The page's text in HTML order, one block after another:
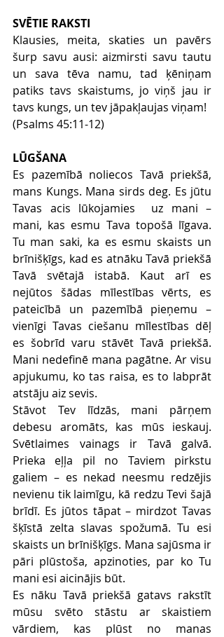
SVĒTIE RAKSTI
Klausies, meita, skaties un pavērs
šurp savu ausi: aizmirsti savu tautu
un sava tēva namu, tad ķēniņam
patiks tavs skaistums, jo viņš jau ir
tavs kungs, un tev jāpakļaujas viņam!
(Psalms 45:11-12)
LŪGŠANA
Es pazemībā noliecos Tavā priekšā,
mans Kungs. Mana sirds deg. Es jūtu
Tavas acis lūkojamies  uz mani –
mani, kas esmu Tava topošā līgava.
Tu man saki, ka es esmu skaists un
brīnišķīgs, kad es atnāku Tavā priekšā
Tavā svētajā istabā. Kaut arī es
nejūtos šādas mīlestības vērts, es
pateicībā un pazemībā pieņemu –
vienīgi Tavas ciešanu mīlestības dēļ
es šobrīd varu stāvēt Tavā priekšā.
Mani nedefinē mana pagātne. Ar visu
apjukumu, ko tas raisa, es to labprāt
atstāju aiz sevis.
Stāvot Tev līdzās, mani pārņem
debesu aromāts, kas mūs ieskauj.
Svētlaimes vainags ir Tavā galvā.
Prieka eļļa pil no Taviem pirkstu
galiem – es nekad neesmu redzējis
nevienu tik laimīgu, kā redzu Tevi šajā
brīdī. Es jūtos tāpat – mirdzot Tavas
šķīstā zelta slavas spožumā. Tu esi
skaists un brīnišķīgs. Mana sajūsma ir
pāri plūstoša, apzinoties, par ko Tu
mani esi aicinājis būt.
Es nāku Tavā priekšā gatavs rakstīt
mūsu svēto stāstu ar skaistiem
vārdiem, kas plūst no manas